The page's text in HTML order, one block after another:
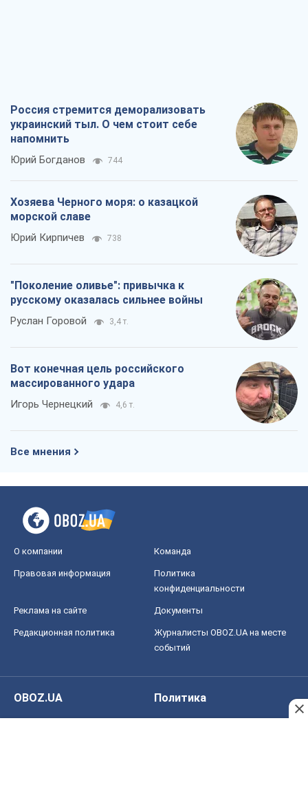
Россия стремится деморализовать
украинский тыл. О чем стоит себе
напомнить
Юрий Богданов 744
Хозяева Черного моря: о казацкой
морской славе
Юрий Кирпичев 738
"Поколение оливье": привычка к
русскому оказалась сильнее войны
Руслан Горовой 3,4 т.
Вот конечная цель российского
массированного удара
Игорь Чернецкий 4,6 т.
Все мнения
О компании Команда
Правовая информация
Политика
конфиденциальности
Реклама на сайте Документы
Редакционная политика
Журналисты OBOZ.UA на месте
событий
OBOZ.UA
Политика